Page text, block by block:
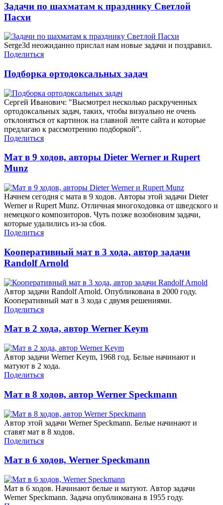
Задачи по шахматам к празднику Светлой
Пасхи
Serge3d неожиданно прислал нам новые задачи и поздравил.
Поделиться
Подборка ортодоксальных задач
Сергей Иванович: "Высмотрел несколько раскрученных
ортодоксальных задач, таких, чтобы визуально не очень
отклоняться от картинок на главной ленте сайта и которые
предлагаю к рассмотрению подборкой".
Поделиться
Мат в 9 ходов, авторы Dieter Werner и Rupert
Munz
Начнем сегодня с мата в 9 ходов. Авторы этой задачи Dieter
Werner и Rupert Munz. Отличная многоходовка от шведского и
немецкого композиторов. Чуть позже возобновим задачи,
которые удалились из-за сбоя.
Поделиться
Кооперативный мат в 3 хода, автор задачи
Randolf Arnold
Автор задачи Randolf Arnold. Опубликована в 2000 году.
Кооперативный мат в 3 хода с двумя решениями.
Поделиться
Мат в 2 хода, автор Werner Keym
Автор задачи Werner Keym, 1968 год. Белые начинают и
матуют в 2 хода.
Поделиться
Мат в 8 ходов, автор Werner Speckmann
Автор этой задачи Werner Speckmann. Белые начинают и
ставят мат в 8 ходов.
Поделиться
Мат в 6 ходов, Werner Speckmann
Мат в 6 ходов. Начинают белые и матуют. Автор задачи
Werner Speckmann. Задача опубликована в 1955 году.